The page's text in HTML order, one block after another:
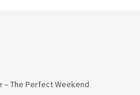
– The Perfect Weekend